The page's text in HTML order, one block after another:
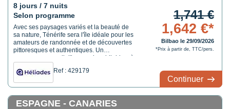
8 jours / 7 nuits
Selon programme
Avec ses paysages variés et la beauté de
sa nature, Ténérife sera l'île idéale pour les
amateurs de randonnée et de découvertes
pittoresques et authentiques. Un
programme rempli d'images inoubliables, à
canariennes.
Ref : 429179
1,741 €
1,642 €*
Bilbao le 29/09/2026
*Prix à partir de, TTC/pers.
Continuer
ESPAGNE - CANARIES